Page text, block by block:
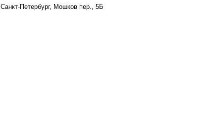
Санкт-Петербург, Мошков пер., 5Б